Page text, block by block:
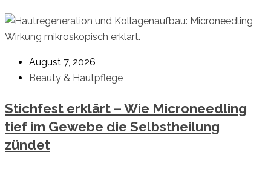
August 7, 2026
Beauty & Hautpflege
Stichfest erklärt – Wie Microneedling
tief im Gewebe die Selbstheilung
zündet